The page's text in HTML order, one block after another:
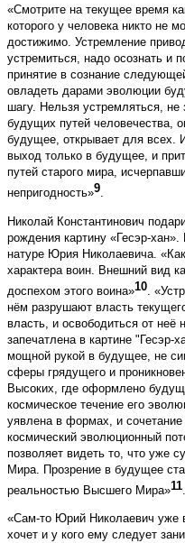
«Смотрите на текущее время
которого у человека никто не
достижимо. Устремление
устремиться, надо осознать и
принятие в сознание
овладеть дарами эволюции
шагу. Нельзя устремляться, не
будущих путей человечества,
будущее, открывает для всех.
выход только в будущее, и
путей старого мира,
непригодность»9.
Николай Константинович
рождения картину «Гесэр-
натуре Юрия Николаевича.
характера воин. Внешний вид
доспехом этого воина»10.
нём разрушают власть
власть, и освободиться от
запечатлена в картине
мощной рукой в будущее, не
сферы грядущего и
Высоких, где оформлено
космическое течение его
уявлена в формах, и
космический эволюционный
позволяет видеть то, что уже
Мира. Прозрение в будущее
реальностью Высшего Мира»11.
«Сам-то Юрий Николаевич уже
хочет и у кого ему следует